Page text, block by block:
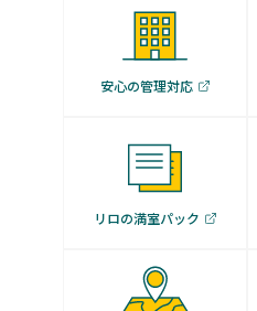
安心の管理対応
リロの満室パック